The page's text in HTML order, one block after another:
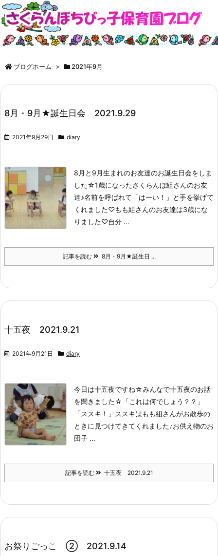
ブログホーム > 2021年9月
8月・9月★誕生日会 2021.9.29
2021年9月29日 diary
8月と9月生まれのお友達のお誕生日会をしま
した☆1歳になったさくらんぼ組さんのお友
達♪名前を呼ばれて「はーい！」と手を挙げて
くれました♡もも組さんのお友達は3歳にな
りました♡自分 ...
記事を読む 8月・9月★誕生日 ...
十五夜 2021.9.21
2021年9月21日 diary
今日は十五夜ですね☆みんなで十五夜のお話
を聞きました☆ 「これは何でしょう？？」
「ススキ！」 ススキはもも組さんがお散歩の
ときに見つけてきてくれました♪お供え物のお
団子 ...
記事を読む 十五夜 2021.9.21
お祭りごっこ ② 2021.9.14